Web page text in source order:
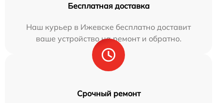
Бесплатная доставка
Наш курьер в Ижевске бесплатно доставит
ваше устройство на ремонт и обратно.
Срочный ремонт